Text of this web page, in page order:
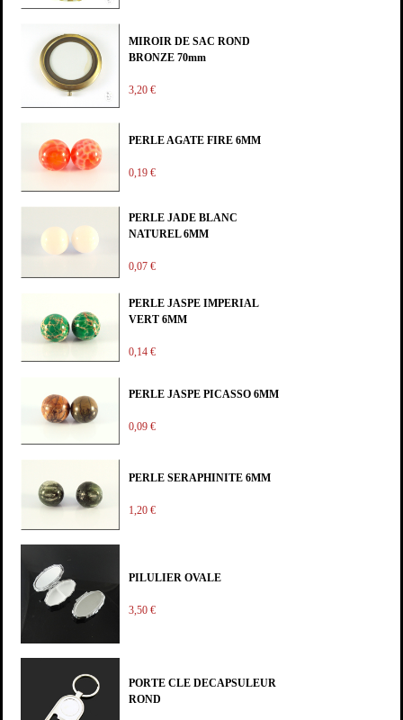
MIROIR DE SAC ROND
BRONZE 70mm
3,20 €
PERLE AGATE FIRE 6MM
0,19 €
PERLE JADE BLANC
NATUREL 6MM
0,07 €
PERLE JASPE IMPERIAL
VERT 6MM
0,14 €
PERLE JASPE PICASSO 6MM
0,09 €
PERLE SERAPHINITE 6MM
1,20 €
PILULIER OVALE
3,50 €
PORTE CLE DECAPSULEUR
ROND